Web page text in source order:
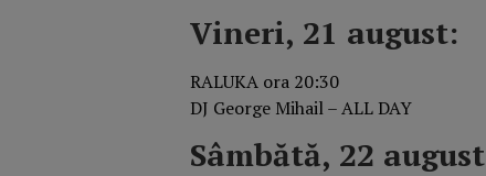
Vineri, 21 august:
RALUKA ora 20:30
DJ George Mihail – ALL DAY
Sâmbătă, 22